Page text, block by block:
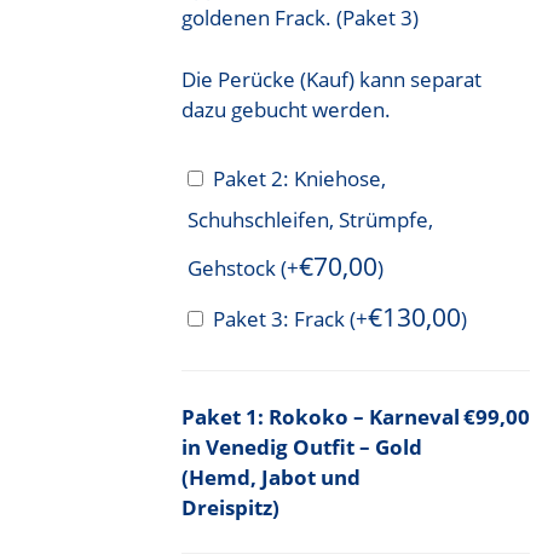
goldenen Frack. (Paket 3)
Die Perücke (Kauf) kann separat
dazu gebucht werden.
Paket 2: Kniehose,
Schuhschleifen, Strümpfe,
Gehstock(+€70,00)
Paket 3: Frack(+€130,00)
Rokoko – Karneval
in Venedig Outfit – Gold
(Hemd, Jabot und
Dreispitz)
€99,00